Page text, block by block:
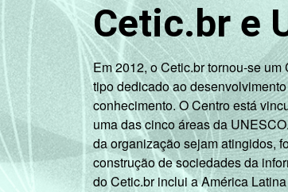
Cetic.br e
Em 2012, o Cetic.br tornou-se
tipo dedicado ao
conhecimento. O Centro está
uma das cinco áreas da
da organização sejam atingidos,
construção de sociedades da
do Cetic.br inclui a América